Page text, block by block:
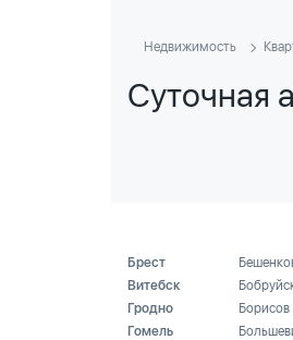
Недвижимость
Суточная
Брест
Витебск
Гродно
Гомель
Борисов